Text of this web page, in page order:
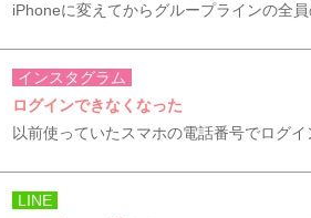
iPhoneに変えてからグループラインの全
インスタグラム
ログインできなくなった
以前使っていたスマホの電話番号でログイ
LINE